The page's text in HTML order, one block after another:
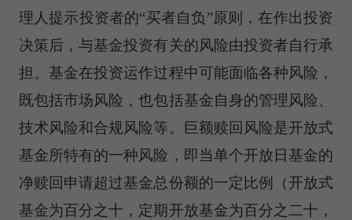
理人提示投资者的“买者自负”原则，在作出投资
决策后，与基金投资有关的风险由投资者自行承
担。基金在投资运作过程中可能面临各种风险，
既包括市场风险，也包括基金自身的管理风险、
技术风险和合规风险等。巨额赎回风险是开放式
基金所特有的一种风险，即当单个开放日基金的
净赎回申请超过基金总份额的一定比例（开放式
基金为百分之十，定期开放基金为百分之二十，